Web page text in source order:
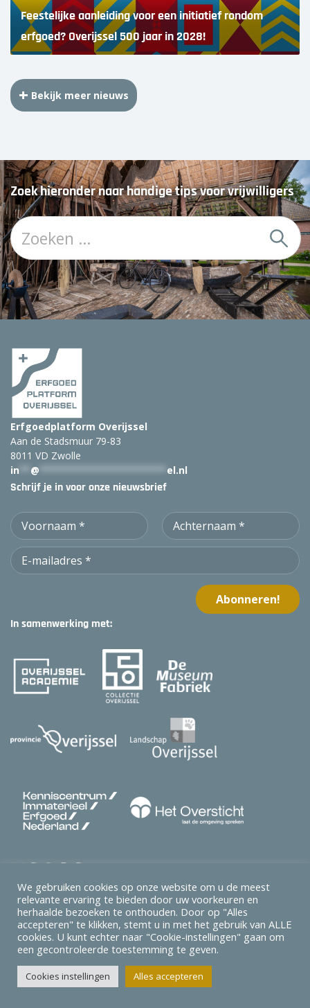
Feestelijke aanleiding voor een initiatief rondom
erfgoed? Overijssel 500 jaar in 2028!
Bekijk meer nieuws
Zoek hieronder naar handige tips voor vrijwilligers
Z
o
e
k
:
Erfgoedplatform Overijssel
Aan de Stadsmuur 79-83
8011 VD Zwolle
in
@ el.nl
Schrijf je in voor onze nieuwsbrief
In samenwerking met:
Erfgoed Platform Overijssel© 2026 Ontwerp & Realisatie:
Webba
We gebruiken cookies op onze website om u de meest
relevante ervaring te bieden door uw voorkeuren en
herhaalde bezoeken te onthouden. Door op "Alles
accepteren" te klikken, stemt u in met het gebruik van ALLE
cookies. U kunt echter naar "Cookie-instellingen" gaan om
een ​​gecontroleerde toestemming te geven.
Cookies instellingen Alles accepteren